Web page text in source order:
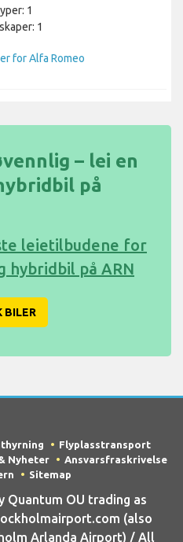
1
1
for Alfa Romeo
– lei en
på
leietilbudene for
hybridbil på ARN
BILER
Flyplasstransport
Nyheter
Ansvarsfraskrivelse
Sitemap
Quantum OU trading as
(also
Arlanda Airport) / All